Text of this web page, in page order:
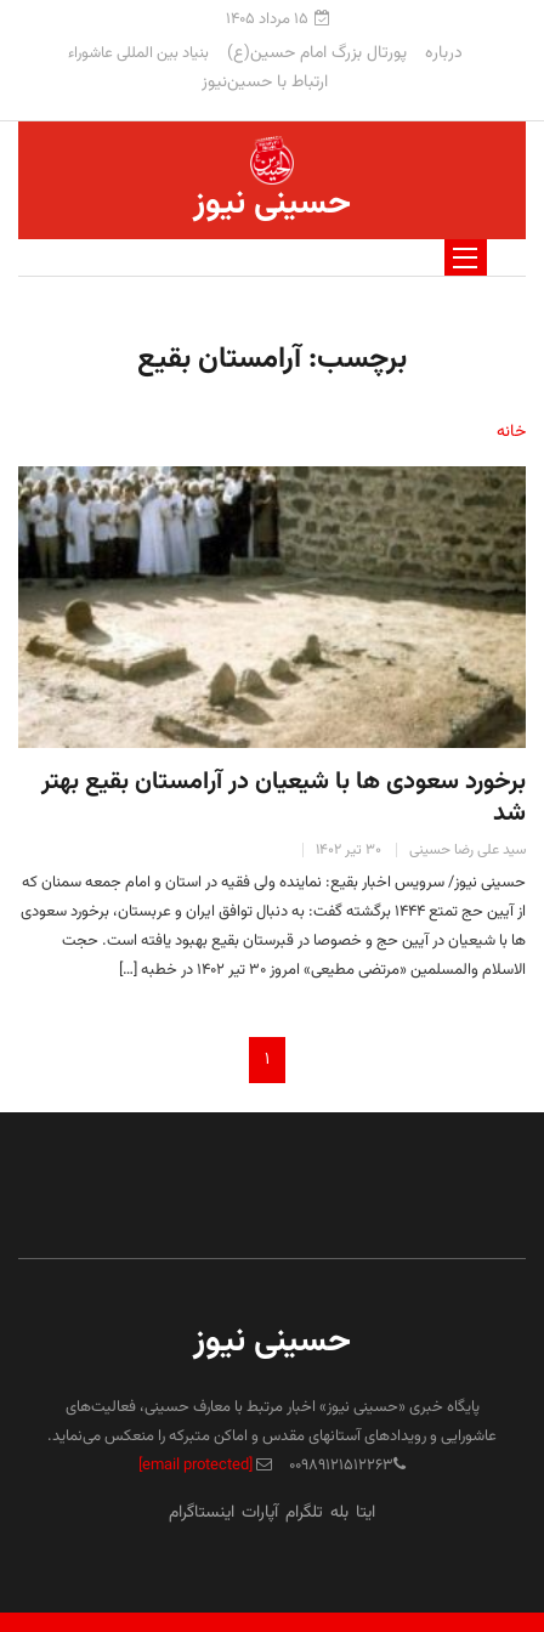
۱۵ مرداد ۱۴۰۵
درباره پورتال بزرگ امام حسین(ع) بنیاد بین المللی عاشوراء
ارتباط با حسین‌نیوز
حسینی نیوز
برچسب:آرامستان بقیع
خانه
برخورد سعودی ها با شیعیان در آرامستان بقیع بهتر
شد
سید علی رضا حسینی ۳۰ تیر ۱۴۰۲
حسینی نیوز/ سرویس اخبار بقیع: نماینده ولی فقیه در استان و امام جمعه سمنان که
از آیین حج تمتع ۱۴۴۴ برگشته گفت: به دنبال توافق ایران و عربستان، برخورد سعودی
ها با شیعیان در آیین حج و خصوصا در قبرستان بقیع بهبود یافته است. حجت
الاسلام والمسلمین «مرتضی مطیعی» امروز ۳۰ تیر ۱۴۰۲ در خطبه […]
۱
حسینی نیوز
پایگاه خبری «حسینی نیوز» اخبار مرتبط با معارف حسینی، فعالیت‌های
عاشورایی و رویدادهای آستانهای مقدس و اماکن متبرکه را منعکس می‌نماید.
۰۰۹۸۹۱۲۱۵۱۲۲۶۳
[email protected]
ایتا بله تلگرام آپارات اینستاگرام